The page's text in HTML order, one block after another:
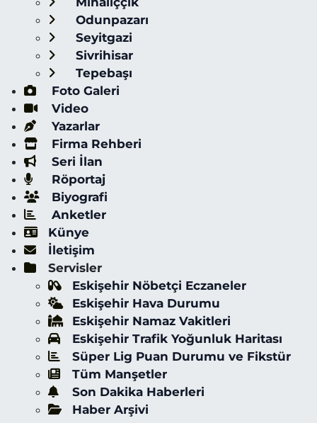
Odunpazarı
Seyitgazi
Sivrihisar
Tepebaşı
Foto Galeri
Video
Yazarlar
Firma Rehberi
Seri İlan
Röportaj
Biyografi
Anketler
Künye
İletişim
Servisler
Eskişehir Nöbetçi Eczaneler
Eskişehir Hava Durumu
Eskişehir Namaz Vakitleri
Eskişehir Trafik Yoğunluk Haritası
Süper Lig Puan Durumu ve Fikstür
Tüm Manşetler
Son Dakika Haberleri
Haber Arşivi